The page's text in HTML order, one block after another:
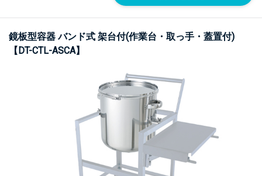
鏡板型容器 バンド式 架台付(作業台・取っ手・蓋置付)
【DT-CTL-ASCA】